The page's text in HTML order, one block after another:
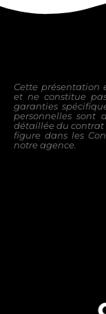
Cette
et ne constitue
garanties
personnelles sont
détaillée du contrat
figure dans les
notre agence.